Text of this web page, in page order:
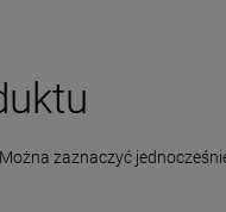
zaznaczyć